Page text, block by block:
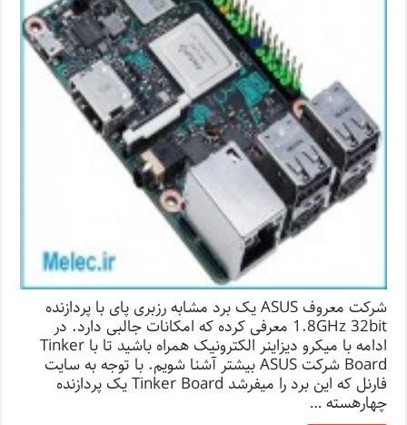
شرکت معروف ASUS یک برد مشابه رزبری پای با پردازنده
1.8GHz 32bit معرفی کرده که امکانات جالبی دارد. در
ادامه با میکرو دیزاینر الکترونیک همراه باشید تا با Tinker
Board شرکت ASUS بیشتر آشنا شویم. با توجه به سایت
فارنل که این برد را میفرشد Tinker Board یک پردازنده
چهارهسته …